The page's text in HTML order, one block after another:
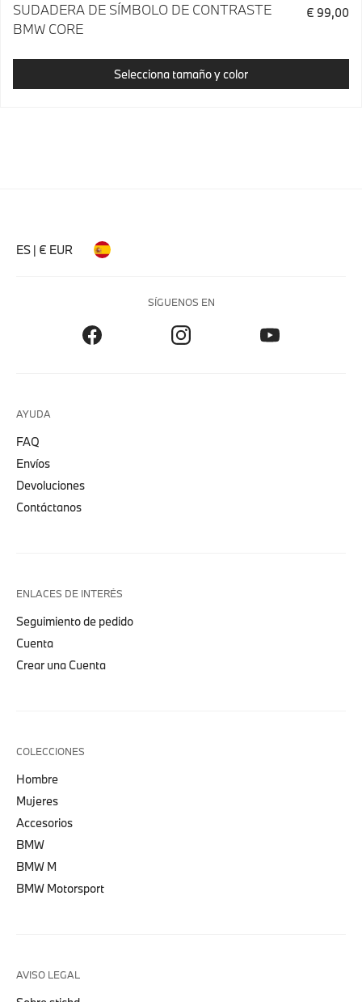
SUDADERA DE SÍMBOLO DE CONTRASTE
BMW CORE
€ 99,00
Selecciona tamaño y color
ES | € EUR
SÍGUENOS EN
AYUDA
FAQ
Envíos
Devoluciones
Contáctanos
ENLACES DE INTERÉS
Seguimiento de pedido
Cuenta
Crear una Cuenta
COLECCIONES
Hombre
Mujeres
Accesorios
BMW
BMW M
BMW Motorsport
AVISO LEGAL